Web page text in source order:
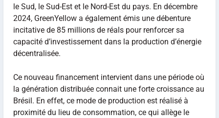
le Sud, le Sud-Est et le Nord-Est du pays. En décembre
2024, GreenYellow a également émis une débenture
incitative de 85 millions de réals pour renforcer sa
capacité d’investissement dans la production d’énergie
décentralisée.
Ce nouveau financement intervient dans une période où
la génération distribuée connait une forte croissance au
Brésil. En effet, ce mode de production est réalisé à
proximité du lieu de consommation, ce qui allège le